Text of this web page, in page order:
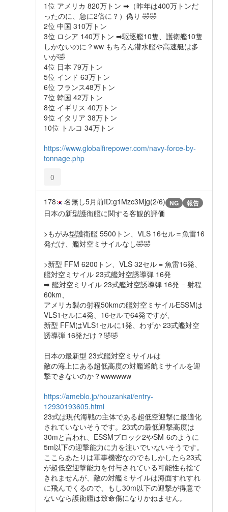
1位 アメリカ 820万トン ➡（昨年は400万トンだ
ったのに、急に2倍に？）偽り 🤣🤣
2位 中国 310万トン
3位 ロシア 140万トン ➡駆逐艦10隻、護衛艦10隻
しかないのに？ww もちろん潜水艦や高速艇は多
いが🤣
4位 日本 79万トン
5位 インド 63万トン
6位 フランス48万トン
7位 韓国 42万トン
8位 イギリス 40万トン
9位 イタリア 38万トン
10位 トルコ 34万トン
https://www.globalfirepower.com/navy-force-by-
tonnage.php
0
178 名無し5月前ID:g1Mzc3Mjg(2/6) NG 報告
日本の新型護衛艦に関する客観的評価
>もがみ型護衛艦 5500トン、VLS 16セル＝魚雷16
発だけ、艦対空ミサイルなし🤣🤣
>新型 FFM 6200トン、VLS 32セル = 魚雷16発、
艦対空ミサイル 23式艦対空誘導弾 16発
➡ 艦対空ミサイル 23式艦対空誘導弾 16発 = 射程
60km、
アメリカ製の射程50kmの艦対空ミサイルESSMは
VLS1セルに4発、16セルで64発ですが、
新型 FFMはVLS1セルに1発、わずか 23式艦対空
誘導弾 16発だけ？🤣🤣
日本の最新型 23式艦対空ミサイルは
敵の海上にある超低高度の対艦巡航ミサイルを迎
撃できないのか？wwwwww
https://ameblo.jp/houzankai/entry-
12930193605.html
23式は現代海戦の主体である超低空迎撃に最適化
されていないそうです。23式の最低迎撃高度は
30mと言われ、ESSMブロック2やSM-6のように
5m以下の迎撃能力に力を注いでいないそうです。
ここらあたりは軍事機密なのでもしかしたら23式
が超低空迎撃能力を付与されている可能性も捨て
きれませんが、敵の対艦ミサイルは海面すれすれ
に飛んでくるので、もし30m以下の迎撃が得意で
ないなら護衛艦は致命傷になりかねません。